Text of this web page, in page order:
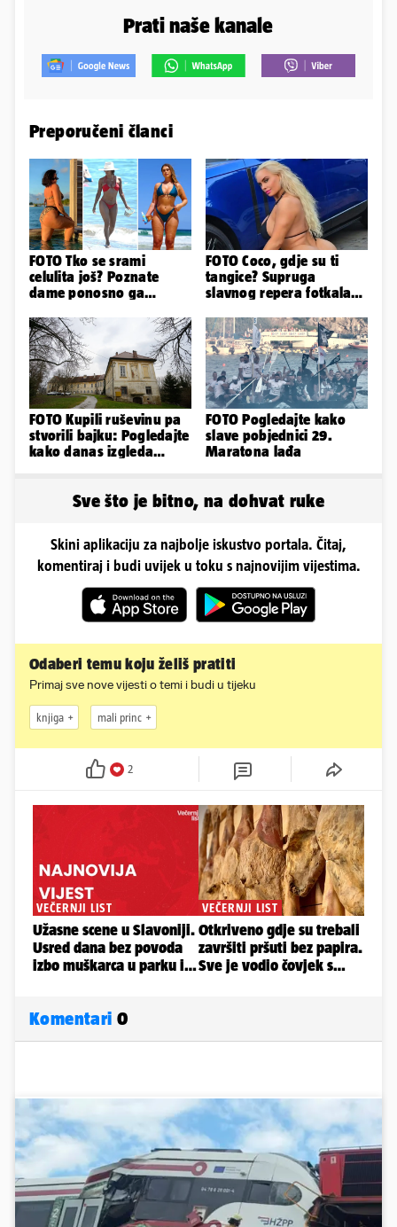
Prati naše kanale
Preporučeni članci
FOTO Tko se srami
celulita još? Poznate
dame ponosno ga
obline
FOTO Coco, gdje su ti
tangice? Supruga
slavnog repera fotkala
sve
FOTO Kupili ruševinu pa
stvorili bajku: Pogledajte
kako danas izgleda
FOTO Pogledajte kako
slave pobjednici 29.
Maratona lađa
Sve što je bitno, na dohvat ruke
Skini aplikaciju za najbolje iskustvo portala. Čitaj,
komentiraj i budi uvijek u toku s najnovijim vijestima.
Odaberi temu koju želiš pratiti
Primaj sve nove vijesti o temi i budi u tijeku
knjiga mali princ
2
Komentari 0